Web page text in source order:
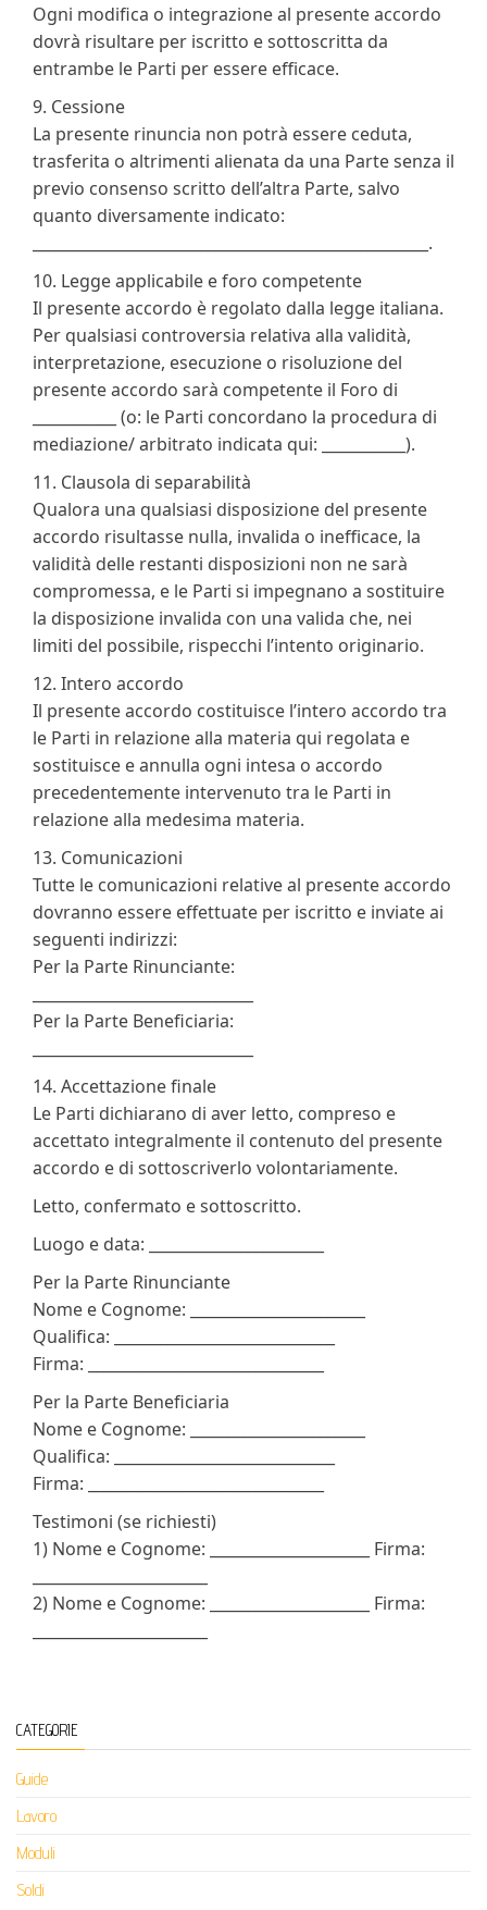
Ogni modifica o integrazione al presente accordo
dovrà risultare per iscritto e sottoscritta da
entrambe le Parti per essere efficace.
9. Cessione
La presente rinuncia non potrà essere ceduta,
trasferita o altrimenti alienata da una Parte senza il
previo consenso scritto dell’altra Parte, salvo
quanto diversamente indicato:
____________________________________________________.
10. Legge applicabile e foro competente
Il presente accordo è regolato dalla legge italiana.
Per qualsiasi controversia relativa alla validità,
interpretazione, esecuzione o risoluzione del
presente accordo sarà competente il Foro di
___________ (o: le Parti concordano la procedura di
mediazione/ arbitrato indicata qui: ___________).
11. Clausola di separabilità
Qualora una qualsiasi disposizione del presente
accordo risultasse nulla, invalida o inefficace, la
validità delle restanti disposizioni non ne sarà
compromessa, e le Parti si impegnano a sostituire
la disposizione invalida con una valida che, nei
limiti del possibile, rispecchi l’intento originario.
12. Intero accordo
Il presente accordo costituisce l’intero accordo tra
le Parti in relazione alla materia qui regolata e
sostituisce e annulla ogni intesa o accordo
precedentemente intervenuto tra le Parti in
relazione alla medesima materia.
13. Comunicazioni
Tutte le comunicazioni relative al presente accordo
dovranno essere effettuate per iscritto e inviate ai
seguenti indirizzi:
Per la Parte Rinunciante:
Per la Parte Beneficiaria:
14. Accettazione finale
Le Parti dichiarano di aver letto, compreso e
accettato integralmente il contenuto del presente
accordo e di sottoscriverlo volontariamente.
Letto, confermato e sottoscritto.
Luogo e data: _______________________
Per la Parte Rinunciante
Nome e Cognome: _______________________
Qualifica: _____________________________
Firma: _______________________________
Per la Parte Beneficiaria
Nome e Cognome: _______________________
Qualifica: _____________________________
Firma: _______________________________
Testimoni (se richiesti)
1) Nome e Cognome: _____________________ Firma:
2) Nome e Cognome: _____________________ Firma:
CATEGORIE
Guide
Lavoro
Moduli
Soldi